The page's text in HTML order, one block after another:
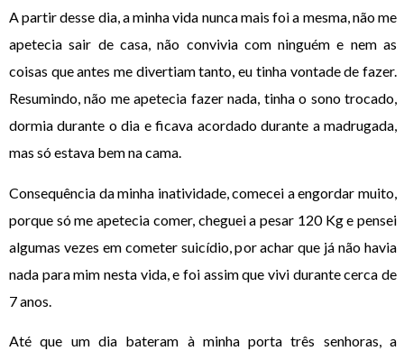
A partir desse dia, a minha vida nunca mais foi a mesma, não me
apetecia sair de casa, não convivia com ninguém e nem as
coisas que antes me divertiam tanto, eu tinha vontade de fazer.
Resumindo, não me apetecia fazer nada, tinha o sono trocado,
dormia durante o dia e ficava acordado durante a madrugada,
mas só estava bem na cama.
Consequência da minha inatividade, comecei a engordar muito,
porque só me apetecia comer, cheguei a pesar 120 Kg e pensei
algumas vezes em cometer suicídio, por achar que já não havia
nada para mim nesta vida, e foi assim que vivi durante cerca de
7 anos.
Até que um dia bateram à minha porta três senhoras, a